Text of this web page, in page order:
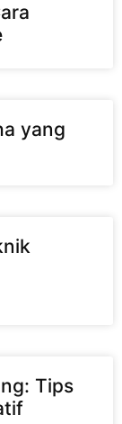
yang
Tips